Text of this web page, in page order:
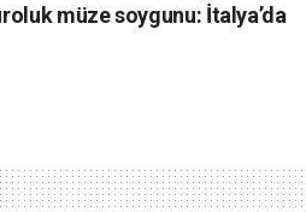
müze soygunu: İtalya’da